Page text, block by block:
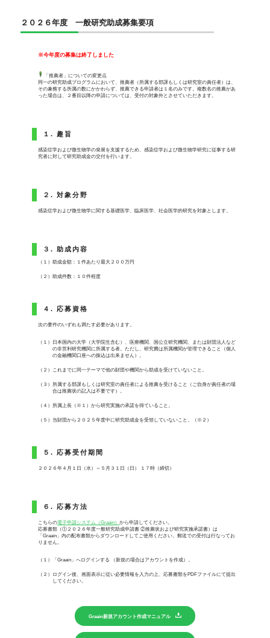
２０２６年度 一般研究助成募集要項
※今年度の募集は終了しました
「推薦者」についての変更点
同一の研究助成プログラムにおいて、推薦者（所属する部課もしくは研究室の責任者）は、
その兼務する所属の数にかかわらず、推薦できる申請者は１名のみです。複数名の推薦があ
った場合は、２番目以降の申請については、受付の対象外とさせていただきます。
１. 趣旨
感染症学および微生物学の発展を支援するため、感染症学および微生物学研究に従事する研
究者に対して研究助成金の交付を行います。
２. 対象分野
感染症学および微生物学に関する基礎医学、臨床医学、社会医学的研究を対象とします。
３. 助成内容
（１）助成金額：１件あたり最大２００万円
（２）助成件数：１０件程度
４. 応募資格
次の要件のいずれも満たす必要があります。
（１）日本国内の大学（大学院生含む）、医療機関、国公立研究機関、または財団法人など
の非営利研究機関に所属する者。ただし、研究費は所属機関が管理できること（個人
の金融機関口座への振込は出来ません）。
（２）これまでに同一テーマで他の財団や機関から助成を受けていないこと。
（３）所属する部課もしくは研究室の責任者による推薦を受けること（ご自身が責任者の場
合は推薦状の記入は不要です）。
（４）所属上長（※１）から研究実施の承諾を得ていること。
（５）当財団から２０２５年度中に研究助成金を受領していないこと。（※２）
５. 応募受付期間
２０２６年４月１日（水）～５月３１日（日） １７時（締切）
６. 応募方法
こちらの電子申請システム（Graain） から申請してください。
応募書類（①２０２６年度一般研究助成申請書 ②推薦状および研究実施承諾書）は
「Graain」内の配布書類からダウンロードしてご使用ください。郵送での受付は行なってお
りません。
（１）「Graain」へログインする （新規の場合はアカウントを作成）。
（２）ログイン後、画面表示に従い必要情報を入力の上、応募書類をPDFファイルにて提出
してください。
Graain新規アカウント作成マニュアル